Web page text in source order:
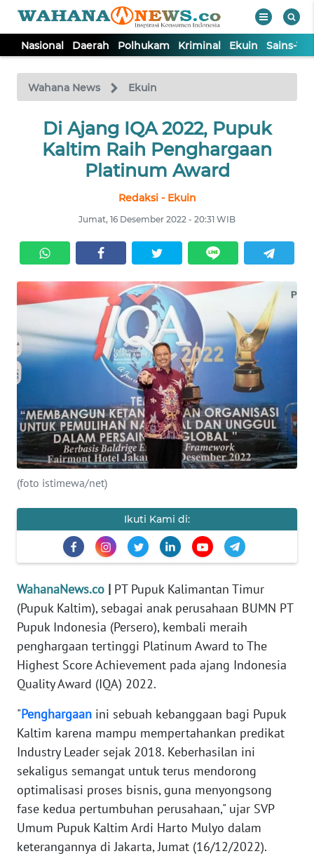
Nasional Daerah Polhukam Kriminal Ekuin Sains-
Wahana News Ekuin
Di Ajang IQA 2022, Pupuk
Kaltim Raih Penghargaan
Platinum Award
Redaksi - Ekuin
Jumat, 16 Desember 2022 - 20:31 WIB
(foto istimewa/net)
Ikuti Kami di:
WahanaNews.co | PT Pupuk Kalimantan Timur
(Pupuk Kaltim), sebagai anak perusahaan BUMN PT
Pupuk Indonesia (Persero), kembali meraih
penghargaan tertinggi Platinum Award to The
Highest Score Achievement pada ajang Indonesia
Quality Award (IQA) 2022.
"Penghargaan ini sebuah kebanggaan bagi Pupuk
Kaltim karena mampu mempertahankan predikat
Industry Leader sejak 2018. Keberhasilan ini
sekaligus semangat untuk terus mendorong
optimalisasi proses bisnis, guna menyongsong
fase kedua pertumbuhan perusahaan," ujar SVP
Umum Pupuk Kaltim Ardi Harto Mulyo dalam
keterangannya di Jakarta, Jumat (16/12/2022).
TV
Tutup
NASIONAL
KRIMINAL
EKUIN
KESEHATAN
SERBA-SERBI
PENDIDIKAN
EDITORIAL
Informasi
INDEKS
BERITA
KONTAK
KAMI
INFO
IKLAN
TENTANG
KAMI